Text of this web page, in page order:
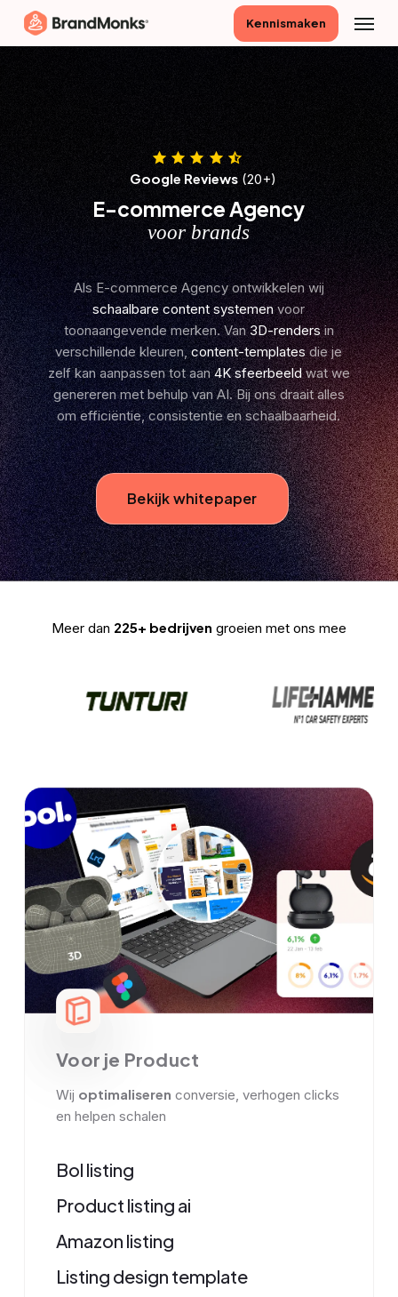
main
Kennismaken
Google Reviews (20+)
E-commerce Agency
voor webshops
Als E-commerce Agency ontwikkelen wij
schaalbare content systemenvoor
toonaangevende merken. Van3D-rendersin
verschillende kleuren,content-templatesdie je
zelf kan aanpassen tot aan4K sfeerbeeldwat we
genereren met behulp van AI. Bij ons draait alles
om efficiëntie, consistentie en schaalbaarheid.
Bekijk whitepaper
Meer dan 225+ bedrijven groeien met ons mee
Voor je Product
Wij optimaliseren conversie, verhogen clicks
en helpen schalen
Bol listing
Product listing ai
Amazon listing
Listing design template